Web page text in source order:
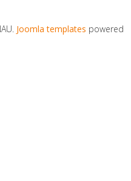
Joomla templates powered